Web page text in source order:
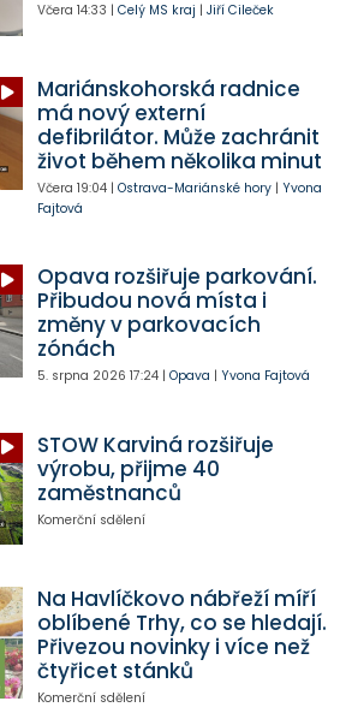
Včera 14:33 | Celý MS kraj | Jiří Cileček
Mariánskohorská radnice
má nový externí
defibrilátor. Může zachránit
život během několika minut
Včera 19:04| Ostrava-Mariánské hory| Yvona
Fajtová
Opava rozšiřuje parkování.
Přibudou nová místa i
změny v parkovacích
zónách
5. srpna 2026 17:24| Opava | Yvona Fajtová
STOW Karviná rozšiřuje
výrobu, přijme 40
zaměstnanců
Komerční sdělení
Na Havlíčkovo nábřeží míří
oblíbené Trhy, co se hledají.
Přivezou novinky i více než
čtyřicet stánků
Komerční sdělení